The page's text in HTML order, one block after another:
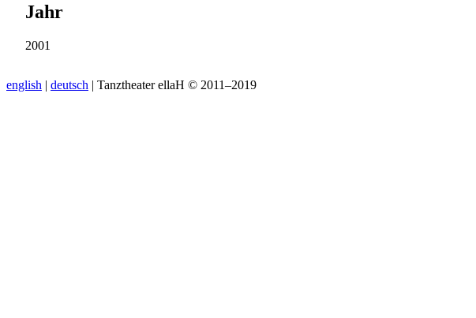
Jahr
2001
english | deutsch | Tanztheater ellaH © 2011–2019